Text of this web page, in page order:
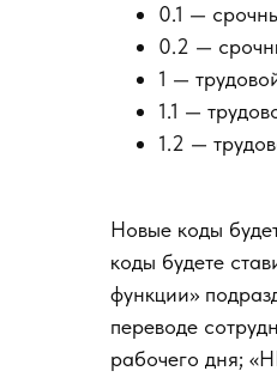
0.1 —
0.2 —
1 —
1.1 —
1.2 —
Новые коды
коды будете
функции»
переводе
рабочего дня;